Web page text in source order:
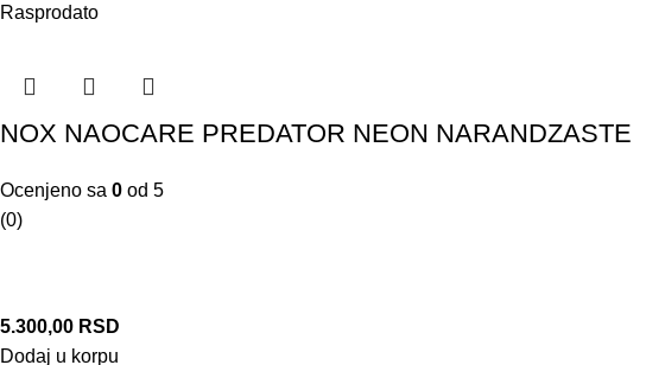
Rasprodato
NOX NAOCARE PREDATOR NEON NARANDZASTE
Ocenjeno sa 0 od 5
(0)
5.300,00 RSD
Dodaj u korpu